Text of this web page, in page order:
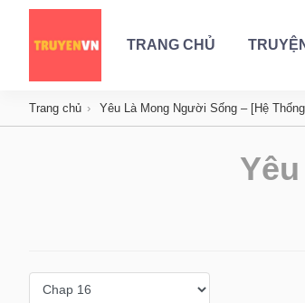
TRANG CHỦ
Trang chủ Yêu Là Mong Người Sống – [Hệ